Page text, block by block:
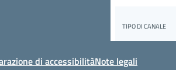
di accessibilitàNote legali